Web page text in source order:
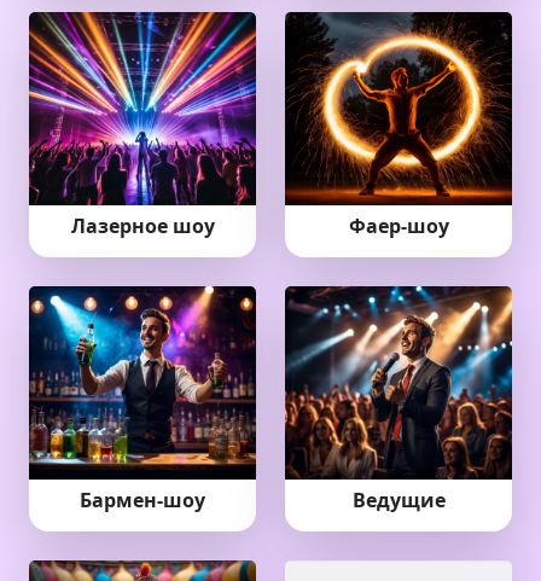
Лазерное шоу Фаер-шоу
Бармен-шоу Ведущие